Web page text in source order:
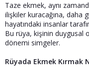
Taze ekmek, aynı
ilişkiler kuracağına, daha
hayatındaki insanlar
Bu rüya, kişinin duygusal
dönemi simgeler.
Rüyada Ekmek Kırmak